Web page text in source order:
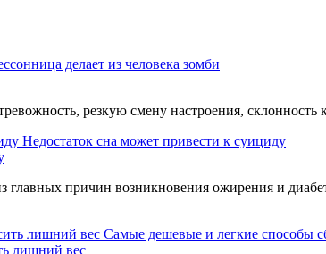
делает из человека зомби
резкую смену настроения, склонность
Недостаток сна может привести к суициду
причин возникновения ожирения и
Самые дешевые и легкие способы
лишний вес